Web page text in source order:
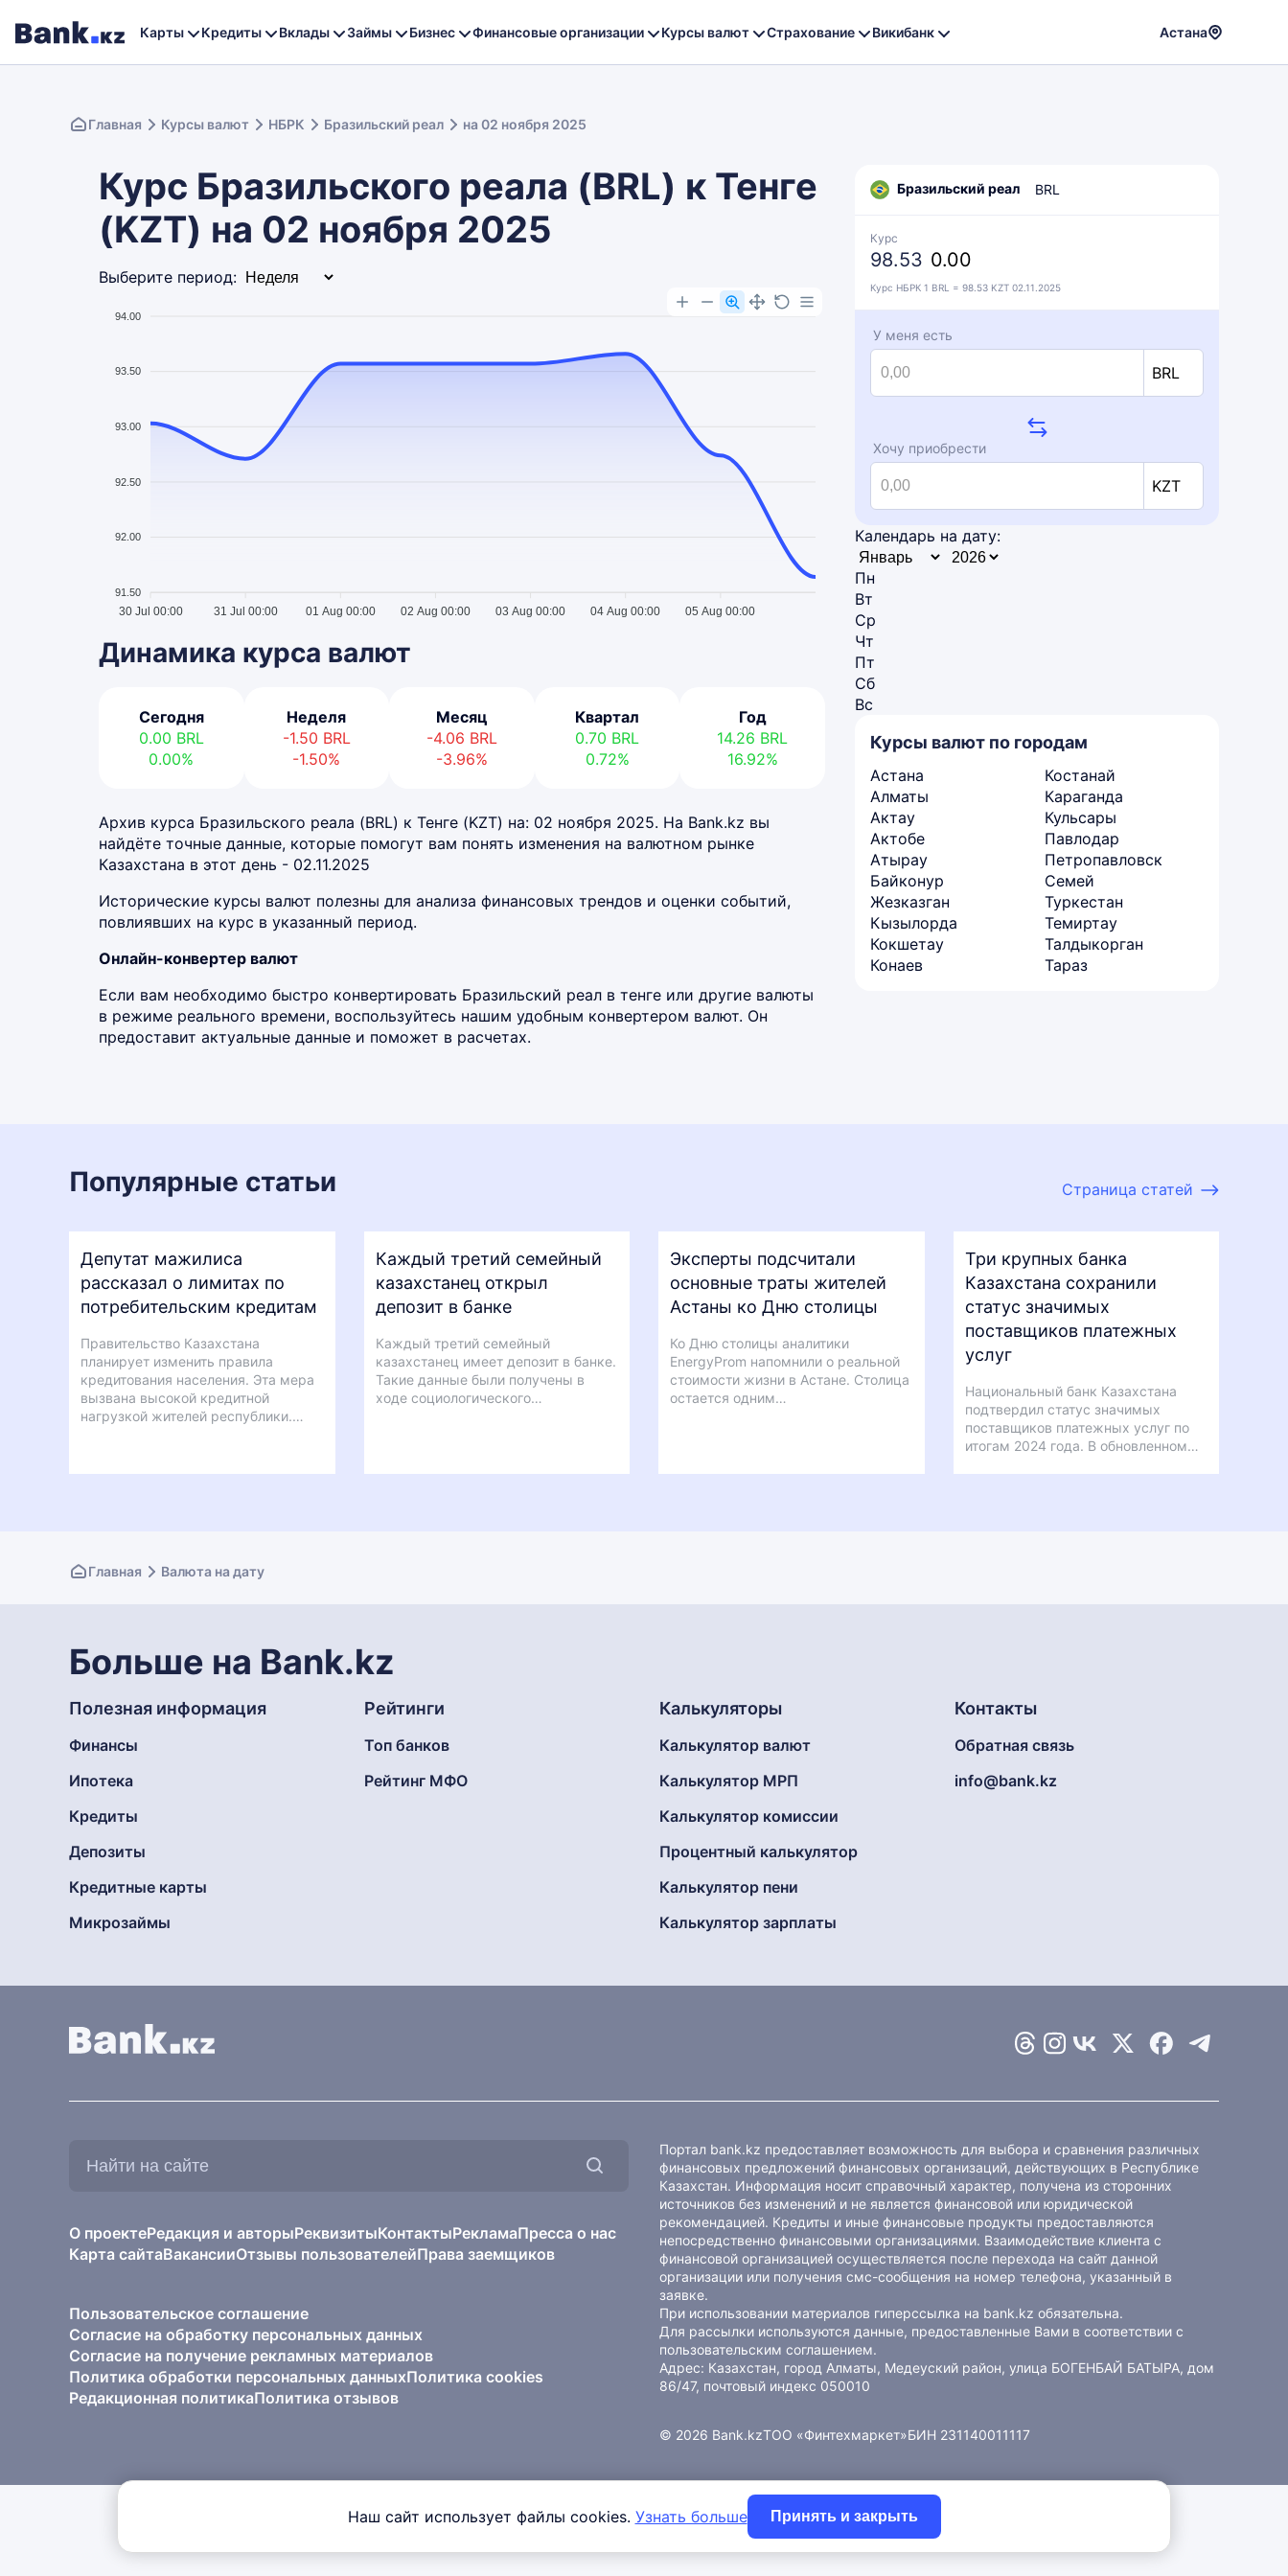
Карты Кредиты Вклады Займы Бизнес Финансовые организации Курсы валют Страхование Викибанк Астана
Главная Курсы валют НБРК Бразильский реал на 02 ноября 2025
Курс Бразильского реала (BRL) к Тенге
(KZT) на 02 ноября 2025
Выберите период:
94.00
93.50
93.00
92.50
92.00
91.50
30 Jul 00:00 31 Jul 00:00 01 Aug 00:00 02 Aug 00:00 03 Aug 00:00 04 Aug 00:00 05 Aug 00:00
Динамика курса валют
Сегодня
0.00 BRL
0.00%
Неделя
-1.50 BRL
-1.50%
Месяц
-4.06 BRL
-3.96%
Квартал
0.70 BRL
0.72%
Год
14.26 BRL
16.92%
Архив курса Бразильского реала (BRL) к Тенге (KZT) на: 02 ноября 2025. На Bank.kz вы
найдёте точные данные, которые помогут вам понять изменения на валютном рынке
Казахстана в этот день - 02.11.2025
Исторические курсы валют полезны для анализа финансовых трендов и оценки событий,
повлиявших на курс в указанный период.
Онлайн-конвертер валют
Если вам необходимо быстро конвертировать Бразильский реал в тенге или другие валюты
в режиме реального времени, воспользуйтесь нашим удобным конвертером валют. Он
предоставит актуальные данные и поможет в расчетах.
Бразильский реал BRL
Курс
98.53 0.00
Курс НБРК 1 BRL = 98.53 KZT 02.11.2025
У меня есть
BRL
Хочу приобрести
KZT
Календарь на дату:
Пн
Вт
Ср
Чт
Пт
Сб
Вс
Курсы валют по городам
Астана
Алматы
Актау
Актобе
Атырау
Байконур
Жезказган
Кызылорда
Кокшетау
Конаев
Костанай
Караганда
Кульсары
Павлодар
Петропавловск
Семей
Туркестан
Темиртау
Талдыкорган
Тараз
Популярные статьи Страница статей
Депутат мажилиса
рассказал о лимитах по
потребительским кредитам
Правительство Казахстана
планирует изменить правила
кредитования населения. Эта мера
вызвана высокой кредитной
нагрузкой жителей республики.…
Каждый третий семейный
казахстанец открыл
депозит в банке
Каждый третий семейный
казахстанец имеет депозит в банке.
Такие данные были получены в
ходе социологического…
Эксперты подсчитали
основные траты жителей
Астаны ко Дню столицы
Ко Дню столицы аналитики
EnergyProm напомнили о реальной
стоимости жизни в Астане. Столица
остается одним…
Три крупных банка
Казахстана сохранили
статус значимых
поставщиков платежных
услуг
Национальный банк Казахстана
подтвердил статус значимых
поставщиков платежных услуг по
итогам 2024 года. В обновленном…
Главная Валюта на дату
Больше на Bank.kz
Полезная информация
Финансы
Ипотека
Кредиты
Депозиты
Кредитные карты
Микрозаймы
Рейтинги
Топ банков
Рейтинг МФО
Калькуляторы
Калькулятор валют
Калькулятор МРП
Калькулятор комиссии
Процентный калькулятор
Калькулятор пени
Калькулятор зарплаты
Контакты
Обратная связь
info@bank.kz
О проектеРедакция и авторыРеквизитыКонтактыРекламаПресса о нас
Карта сайтаВакансииОтзывы пользователейПрава заемщиков
Пользовательское соглашение
Согласие на обработку персональных данных
Согласие на получение рекламных материалов
Политика обработки персональных данныхПолитика cookies
Редакционная политикаПолитика отзывов
Портал bank.kz предоставляет возможность для выбора и сравнения различных
финансовых предложений финансовых организаций, действующих в Республике
Казахстан. Информация носит справочный характер, получена из сторонних
источников без изменений и не является финансовой или юридической
рекомендацией. Кредиты и иные финансовые продукты предоставляются
непосредственно финансовыми организациями. Взаимодействие клиента с
финансовой организацией осуществляется после перехода на сайт данной
организации или получения смс-сообщения на номер телефона, указанный в
заявке.
При использовании материалов гиперссылка на bank.kz обязательна.
Для рассылки используются данные, предоставленные Вами в соответствии с
пользовательским соглашением.
Адрес: Казахстан, город Алматы, Медеуский район, улица БОГЕНБАЙ БАТЫРА, дом
86/47, почтовый индекс 050010
© 2026 Bank.kzТОО «Финтехмаркет»БИН 231140011117
Наш сайт использует файлы cookies. Узнать больше Принять и закрыть